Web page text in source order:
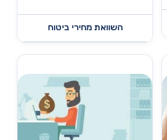
השוואת מחירי ביטוח